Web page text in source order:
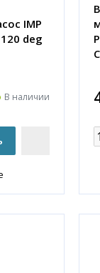
IMP
deg
В наличии